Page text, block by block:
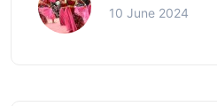
10 June 2024